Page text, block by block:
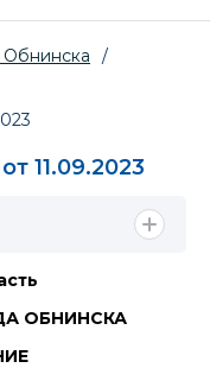
Обнинска
/
11.09.2023
ОБНИНСКА